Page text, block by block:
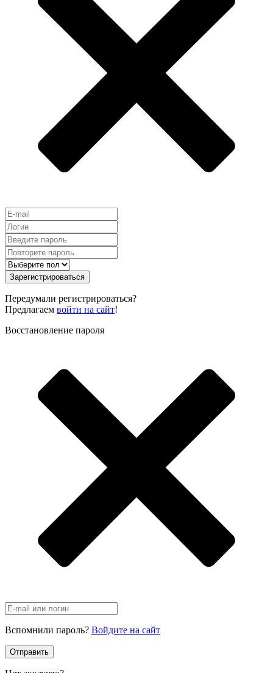
Зарегистрироваться
Передумали регистрироваться?
Предлагаем войти на сайт!
Восстановление пароля
Вспомнили пароль? Войдите на сайт
Отправить